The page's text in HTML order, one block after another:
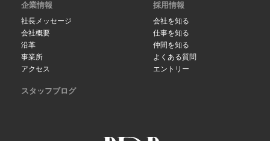
企業情報
社長メッセージ
会社概要
沿革
事業所
アクセス
採用情報
会社を知る
仕事を知る
仲間を知る
よくある質問
エントリー
スタッフブログ